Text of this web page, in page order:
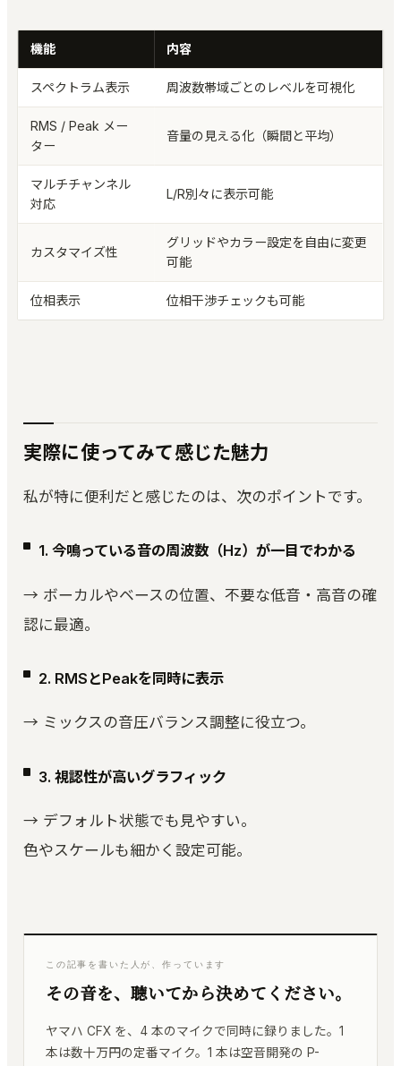
機能 内容
スペクトラム表示 周波数帯域ごとのレベルを可視化
RMS / Peak メー
ター
音量の見える化（瞬間と平均）
マルチチャンネル
対応
L/R別々に表示可能
カスタマイズ性
グリッドやカラー設定を自由に変更
可能
位相表示 位相干渉チェックも可能
実際に使ってみて感じた魅力
私が特に便利だと感じたのは、次のポイントです。
1. 今鳴っている音の周波数（Hz）が一目でわかる
→ ボーカルやベースの位置、不要な低音・高音の確
認に最適。
2. RMSとPeakを同時に表示
→ ミックスの音圧バランス調整に役立つ。
3. 視認性が高いグラフィック
→ デフォルト状態でも見やすい。
色やスケールも細かく設定可能。
この記事を書いた人が、作っています
その音を、聴いてから決めてください。
ヤマハ CFX を、4 本のマイクで同時に録りました。1
本は数十万円の定番マイク。1 本は空音開発の P-